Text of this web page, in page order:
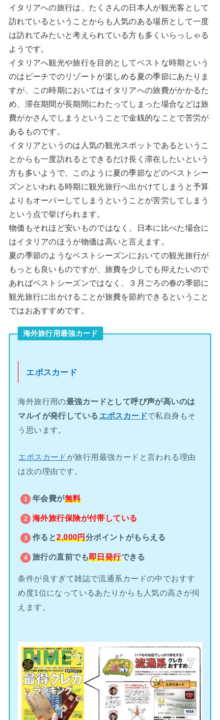
イタリアへの旅行は、たくさんの日本人が観光客として
訪れているということからも人気のある場所として一度
は訪れてみたいと考えられている方も多くいらっしゃる
ようです。
イタリアへ観光や旅行を目的としてベストな時期という
のはビーチでのリゾートが楽しめる夏の季節にあたりま
すが、この時期においてはイタリアへの旅費がかかるた
め、滞在期間が長期間にわたってしまった場合などは旅
費がかさんでしまうということで金銭的なことで苦労が
あるものです。
イタリアというのは人気の観光スポットであるというこ
とからも一度訪れるとできるだけ長く滞在したいという
方も多いようで、このように夏の季節などのベストシー
ズンといわれる時期に観光旅行へ出かけてしまうと予算
よりもオーバーしてしまうということが苦労してしまう
という点で挙げられます。
物価もそれほど安いものではなく、日本に比べた場合に
はイタリアのほうが物価は高いと言えます。
夏の季節のようなベストシーズンにおいての観光旅行が
もっとも良いものですが、旅費を少しでも抑えたいので
あればベストシーズンではなく、３月ごろの春の季節に
観光旅行に出かけることが旅費を節約できるということ
ではおあすすめです。
海外旅行用最強カード
エポスカード
海外旅行用の最強カードとして呼び声が高いのは
マルイが発行している エポスカードで私自身もそ
う思います。
エポスカード が旅行用最強カードと言われる理由
は次の理由です。
年会費が無料
海外旅行保険が付帯している
作ると2,000円分ポイントがもらえる
旅行の直前でも即日発行できる
条件が良すぎて雑誌で流通系カードの中でおすす
め度1位になっているあたりからも人気の高さが伺
えます。